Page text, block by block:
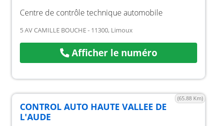
Centre de contrôle technique automobile
5 AV CAMILLE BOUCHE - 11300, Limoux
Afficher le numéro
(65.88 Km)
CONTROL AUTO HAUTE VALLEE DE
L'AUDE